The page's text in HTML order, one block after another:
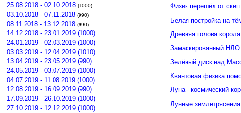
25.08.2018 - 02.10.2018 (1000)
03.10.2018 - 07.11.2018 (990)
08.11.2018 - 13.12.2018 (990)
14.12.2018 - 23.01.2019 (1000)
24.01.2019 - 02.03.2019 (1000)
03.03.2019 - 12.04.2019 (1010)
13.04.2019 - 23.05.2019 (990)
24.05.2019 - 03.07.2019 (1000)
04.07.2019 - 11.08.2019 (1000)
12.08.2019 - 16.09.2019 (990)
17.09.2019 - 26.10.2019 (1000)
27.10.2019 - 12.12.2019 (1000)
Физик перешёл от
Белая постройка на
Древняя голова
Замаскированный НЛО
Зелёный диск над
Квантовая физика
Луна - космический
Лунные